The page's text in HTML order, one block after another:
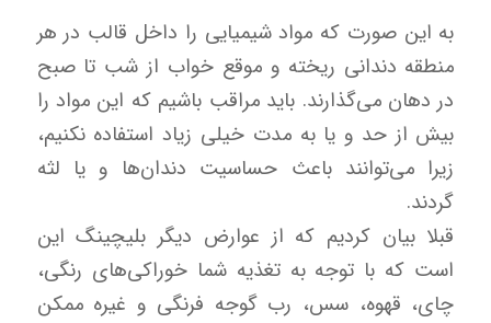
به این صورت که مواد شیمیایی را داخل قالب در هر
منطقه دندانی ریخته و موقع خواب از شب تا صبح
در دهان می‌گذارند. باید مراقب باشیم که این مواد را
بیش از حد و یا به مدت خیلی زیاد استفاده نکنیم،
زیرا می‌توانند باعث حساسیت دندان‌ها و یا لثه
گردند.
قبلا بیان کردیم که از عوارض دیگر بلیچینگ این
است که با توجه به تغذیه شما خوراکی‌های رنگی،
چای، قهوه، سس، رب گوجه فرنگی و غیره ممکن